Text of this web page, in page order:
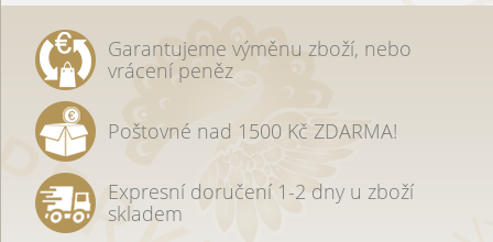
Garantujeme výměnu zboží, nebo
vrácení peněz
Poštovné nad 1500 Kč ZDARMA!
Expresní doručení 1-2 dny u zboží
skladem